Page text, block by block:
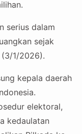
serius dalam
sejak
(3/1/2026).
kepala daerah
elektoral,
kedaulatan